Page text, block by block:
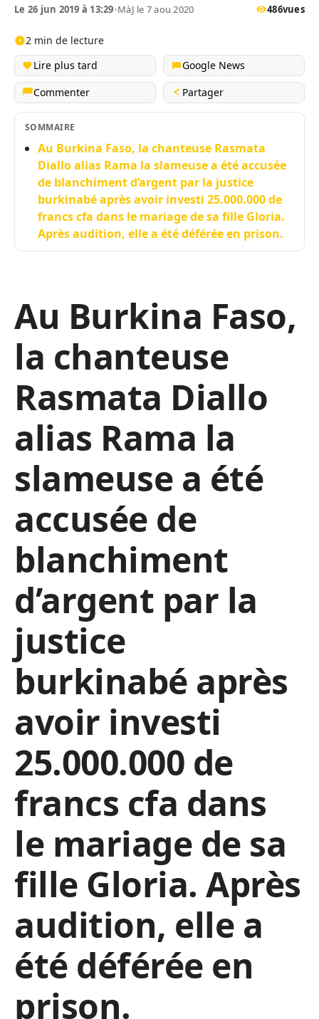
Le 26 jun 2019 à 13:29•MàJ le 7 aou 2020 486vues
2 min de lecture
Lire plus tard
Google News
Commenter
Partager
SOMMAIRE
Au Burkina Faso, la chanteuse Rasmata
Diallo alias Rama la slameuse a été accusée
de blanchiment d’argent par la justice
burkinabé après avoir investi 25.000.000 de
francs cfa dans le mariage de sa fille Gloria.
Après audition, elle a été déférée en prison.
Au Burkina Faso,
la chanteuse
Rasmata Diallo
alias Rama la
slameuse a été
accusée de
blanchiment
d’argent par la
justice
burkinabé après
avoir investi
25.000.000 de
francs cfa dans
le mariage de sa
fille Gloria. Après
audition, elle a
été déférée en
prison.